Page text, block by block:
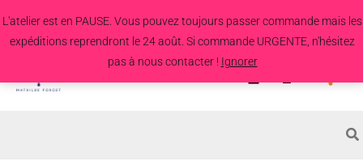
L'atelier est en PAUSE. Vous pouvez toujours passer commande mais les
expéditions reprendront le 24 août. Si commande URGENTE, n'hésitez
pas à nous contacter ! Ignorer
au
contenu